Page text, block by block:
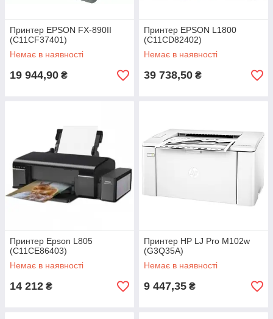
Принтер EPSON FX-890II
(C11CF37401)
Немає в наявності
19 944,90 ₴
Принтер EPSON L1800
(C11CD82402)
Немає в наявності
39 738,50 ₴
Принтер Epson L805
(C11CE86403)
Немає в наявності
14 212 ₴
Принтер HP LJ Pro M102w
(G3Q35A)
Немає в наявності
9 447,35 ₴